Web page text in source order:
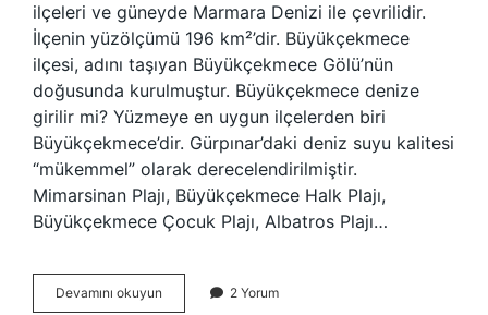
ilçeleri ve güneyde Marmara Denizi ile çevrilidir.
İlçenin yüzölçümü 196 km²’dir. Büyükçekmece
ilçesi, adını taşıyan Büyükçekmece Gölü’nün
doğusunda kurulmuştur. Büyükçekmece denize
girilir mi? Yüzmeye en uygun ilçelerden biri
Büyükçekmece’dir. Gürpınar’daki deniz suyu kalitesi
“mükemmel” olarak derecelendirilmiştir.
Mimarsinan Plajı, Büyükçekmece Halk Plajı,
Büyükçekmece Çocuk Plajı, Albatros Plajı…
Devamını okuyun İStanbul
Büyükçekmece
2 Yorum